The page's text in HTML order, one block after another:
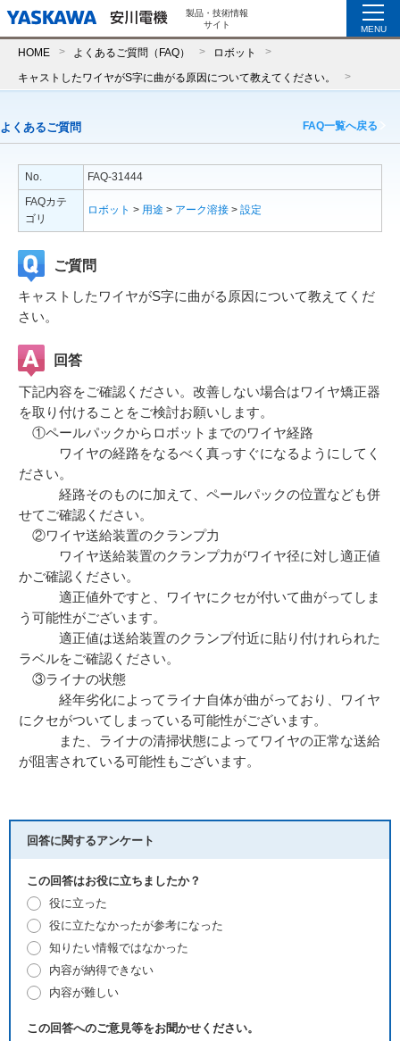
製品・技術情報
サイト
MENU
HOME よくあるご質問（FAQ） ロボット
キャストしたワイヤがS字に曲がる原因について教えてください。
よくあるご質問 FAQ一覧へ戻る
No.
FAQ-31444
FAQカテ
ゴリ
ロボット > 用途 > アーク溶接 > 設定
ご質問
キャストしたワイヤがS字に曲がる原因について教えてくだ
さい。
回答
下記内容をご確認ください。改善しない場合はワイヤ矯正器
を取り付けることをご検討お願いします。
①ペールパックからロボットまでのワイヤ経路
ワイヤの経路をなるべく真っすぐになるようにしてく
ださい。
経路そのものに加えて、ペールパックの位置なども併
せてご確認ください。
②ワイヤ送給装置のクランプ力
ワイヤ送給装置のクランプ力がワイヤ径に対し適正値
かご確認ください。
適正値外ですと、ワイヤにクセが付いて曲がってしま
う可能性がございます。
適正値は送給装置のクランプ付近に貼り付けれられた
ラベルをご確認ください。
③ライナの状態
経年劣化によってライナ自体が曲がっており、ワイヤ
にクセがついてしまっている可能性がございます。
また、ライナの清掃状態によってワイヤの正常な送給
が阻害されている可能性もございます。
回答に関するアンケート
この回答はお役に立ちましたか？
役に立った
役に立たなかったが参考になった
知りたい情報ではなかった
内容が納得できない
内容が難しい
この回答へのご意見等をお聞かせください。